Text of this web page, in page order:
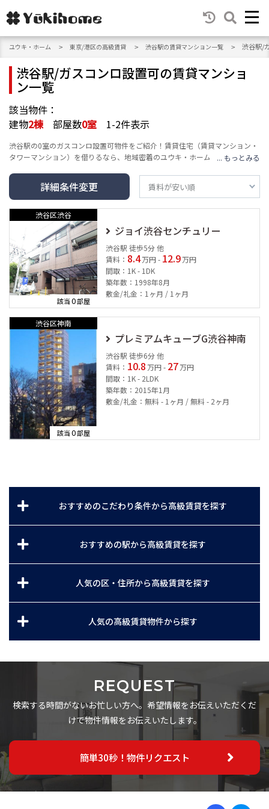
ユウキ・ホーム 東京/港区の高級賃貸 渋谷駅の賃貸マンション一覧 渋谷駅/
渋谷駅/ガスコンロ設置可の賃貸マンショ
ン一覧
該当物件：
建物2棟部屋数0室 1-2件表示
渋谷駅の0室のガスコンロ設置可物件をご紹介！賃貸住宅（賃貸マンション・
タワーマンション）を借りるなら、地域密着のユウキ・ホームへ。エリア・
ション情報をお届けし、あなたの賃貸情報探し・お家探しをサポートしま
渋谷区渋谷
該当0部屋
ジョイ渋谷センチュリー
渋谷駅 徒歩5分 他
賃料： 8.4 万円 - 12.9 万円
間取：1K - 1DK
築年数：1998年8月
敷金/礼金：1ヶ月 / 1ヶ月
渋谷区神南
該当0部屋
プレミアムキューブG渋谷神南
渋谷駅 徒歩6分 他
賃料： 10.8 万円 - 27 万円
間取：1K - 2LDK
築年数：2015年1月
敷金/礼金：無料 - 1ヶ月 / 無料 - 2ヶ月
詳細条件変更
おすすめのこだわり条件から高級賃貸を探す
おすすめの駅から高級賃貸を探す
人気の区・住所から高級賃貸を探す
人気の高級賃貸物件から探す
REQUEST
検索する時間がないお忙しい方へ。希望情報をお伝えいただくだ
けで物件情報をお伝えいたします。
簡単30秒！物件リクエスト